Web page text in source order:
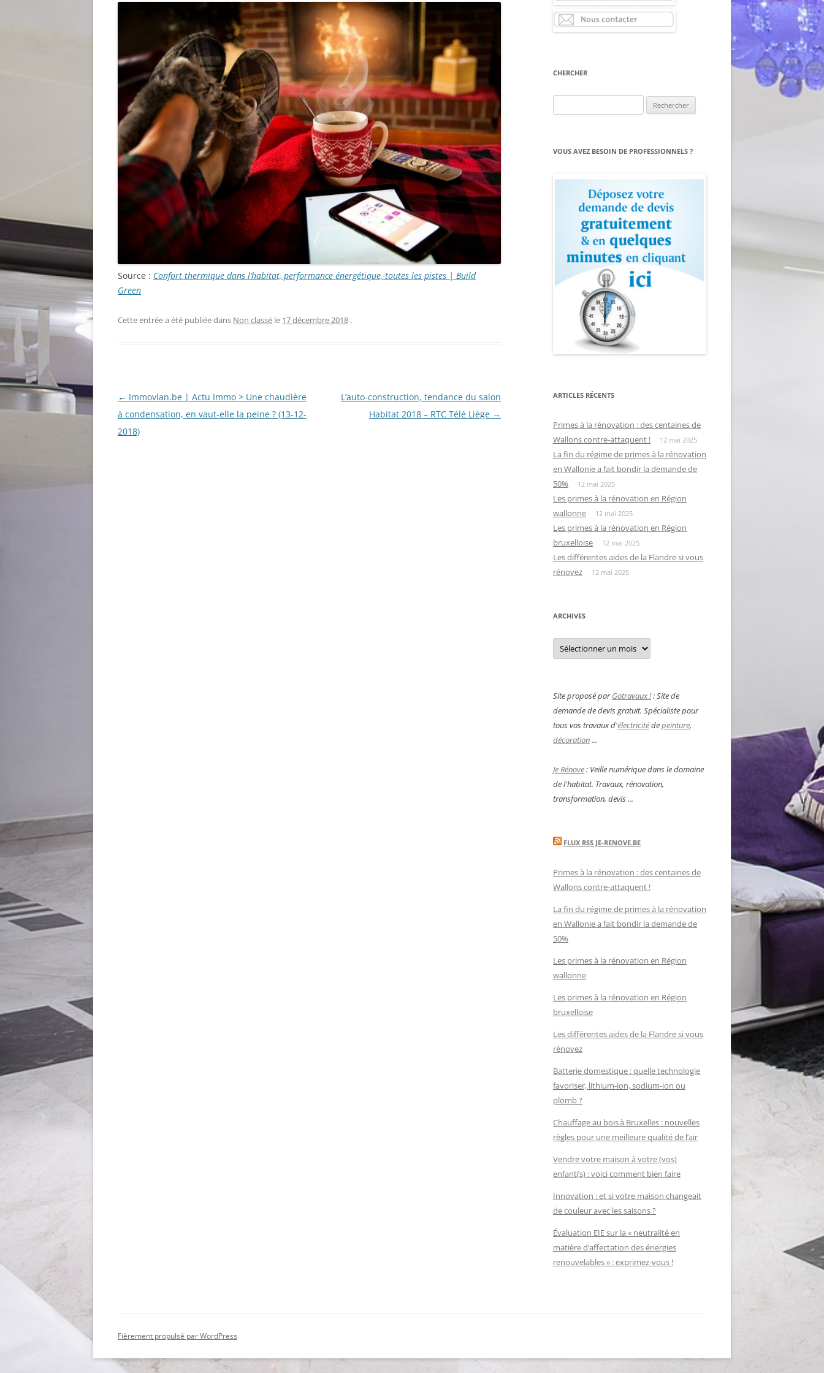
Source : Confort thermique dans l’habitat, performance énergétique, toutes les pistes | Build
Green
Cette entrée a été publiée dans Non classé le 17 décembre 2018 .
Navigation
des
articles
← Immovlan.be | Actu Immo > Une chaudière
à condensation, en vaut-elle la peine ? (13-12-
2018)
L’auto-construction, tendance du salon
Habitat 2018 – RTC Télé Liège →
CHERCHER
VOUS AVEZ BESOIN DE PROFESSIONNELS ?
ARTICLES RÉCENTS
Primes à la rénovation : des centaines de
Wallons contre-attaquent !
12 mai 2025
La fin du régime de primes à la rénovation
en Wallonie a fait bondir la demande de
50%
12 mai 2025
Les primes à la rénovation en Région
wallonne
12 mai 2025
Les primes à la rénovation en Région
bruxelloise
12 mai 2025
Les différentes aides de la Flandre si vous
rénovez
12 mai 2025
ARCHIVES
Archives
Site proposé parGotravaux !: Site de
demande de devis gratuit. Spécialiste pour
tous vos travaux d'électricitédepeinture,
décoration...
Je Rénove: Veille numérique dans le domaine
de l'habitat. Travaux, rénovation,
transformation, devis ...
FLUX RSS JE-RENOVE.BE
Primes à la rénovation : des centaines de
Wallons contre-attaquent !
La fin du régime de primes à la rénovation
en Wallonie a fait bondir la demande de
50%
Les primes à la rénovation en Région
wallonne
Les primes à la rénovation en Région
bruxelloise
Les différentes aides de la Flandre si vous
rénovez
Batterie domestique : quelle technologie
favoriser, lithium-ion, sodium-ion ou
plomb ?
Chauffage au bois à Bruxelles : nouvelles
règles pour une meilleure qualité de l’air
Vendre votre maison à votre (vos)
enfant(s) : voici comment bien faire
Innovation : et si votre maison changeait
de couleur avec les saisons ?
Évaluation EIE sur la « neutralité en
matière d’affectation des énergies
renouvelables » : exprimez-vous !
Fièrement propulsé par WordPress